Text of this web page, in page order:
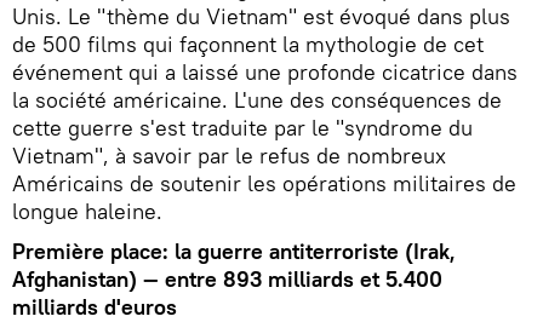
Unis. Le "thème du Vietnam" est évoqué dans plus
de 500 films qui façonnent la mythologie de cet
événement qui a laissé une profonde cicatrice dans
la société américaine. L'une des conséquences de
cette guerre s'est traduite par le "syndrome du
Vietnam", à savoir par le refus de nombreux
Américains de soutenir les opérations militaires de
longue haleine.
Première place: la guerre antiterroriste (Irak,
Afghanistan) — entre 893 milliards et 5.400
milliards d'euros